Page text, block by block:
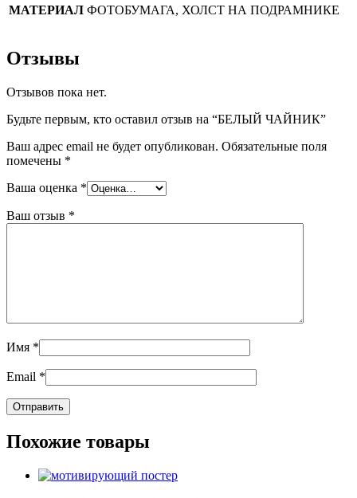
МАТЕРИАЛ ФОТОБУМАГА, ХОЛСТ НА ПОДРАМНИКЕ
Отзывы
Отзывов пока нет.
Будьте первым, кто оставил отзыв на “БЕЛЫЙ ЧАЙНИК”
Ваш адрес email не будет опубликован. Обязательные поля
помечены *
Ваша оценка *
Ваш отзыв *
Имя *
Email *
Похожие товары